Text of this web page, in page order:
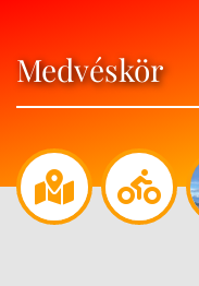
Medvéskör